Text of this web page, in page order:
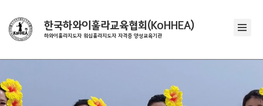
한국하와이훌라교육협회(KoHHEA)
하와이훌라지도자 워십훌라지도자 자격증 양성교육기관